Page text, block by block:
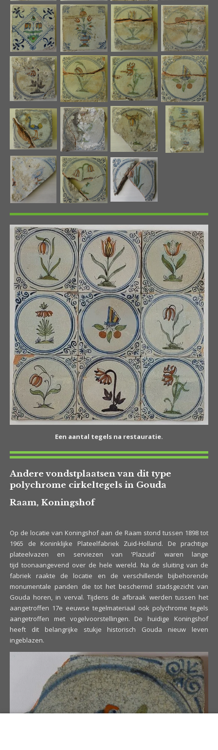
Een aantal tegels na restauratie.
Andere vondstplaatsen van dit type
polychrome cirkeltegels in Gouda
Raam, Koningshof
Op de locatie van Koningshof aan de Raam stond tussen 1898 tot
1965 de Koninklijke Plateelfabriek Zuid-Holland. De prachtige
plateelvazen en serviezen van 'Plazuid' waren lange
tijd toonaangevend over de hele wereld. Na de sluiting van de
fabriek raakte de locatie en de verschillende bijbehorende
monumentale panden die tot het beschermd stadsgezicht van
Gouda horen, in verval. Tijdens de afbraak werden tussen het
aangetroffen 17e eeuwse tegelmateriaal ook polychrome tegels
aangetroffen met vogelvoorstellingen. De huidige Koningshof
heeft dit belangrijke stukje historisch Gouda nieuw leven
ingeblazen.